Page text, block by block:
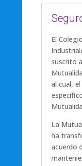
El
suscrito
al cual,
La
ha
acuerdo